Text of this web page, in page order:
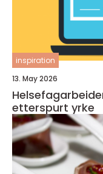
inspiration
13. May 2026
Helsefagarbeider fagbrev
etterspurt yrke